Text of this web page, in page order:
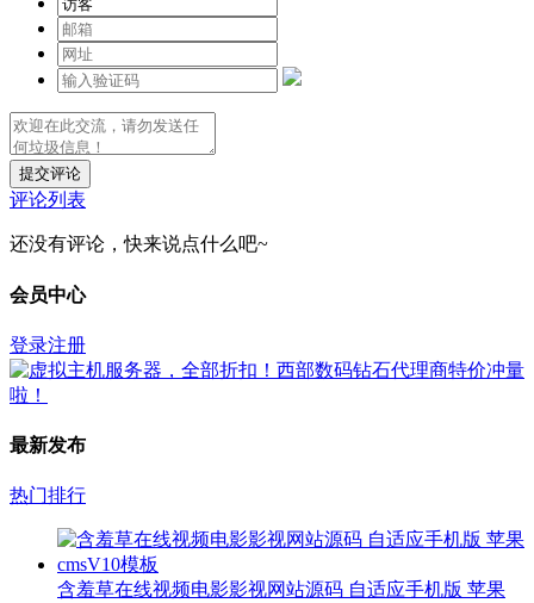
提交评论
评论列表
还没有评论，快来说点什么吧~
会员中心
登录注册
最新发布
热门排行
含羞草在线视频电影影视网站源码 自适应手机版 苹果